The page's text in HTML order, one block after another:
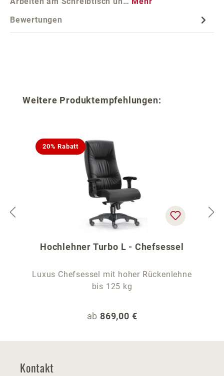
Bewertungen
Produktgalerie überspringen
Weitere Produktempfehlungen:
20% Rabatt
Hochlehner Turbo L - Chefsessel
Luxus Chefsessel mit hoher Rückenlehne
bis 125 kg
Regulärer Preis:
ab 869,00 €
Kontakt